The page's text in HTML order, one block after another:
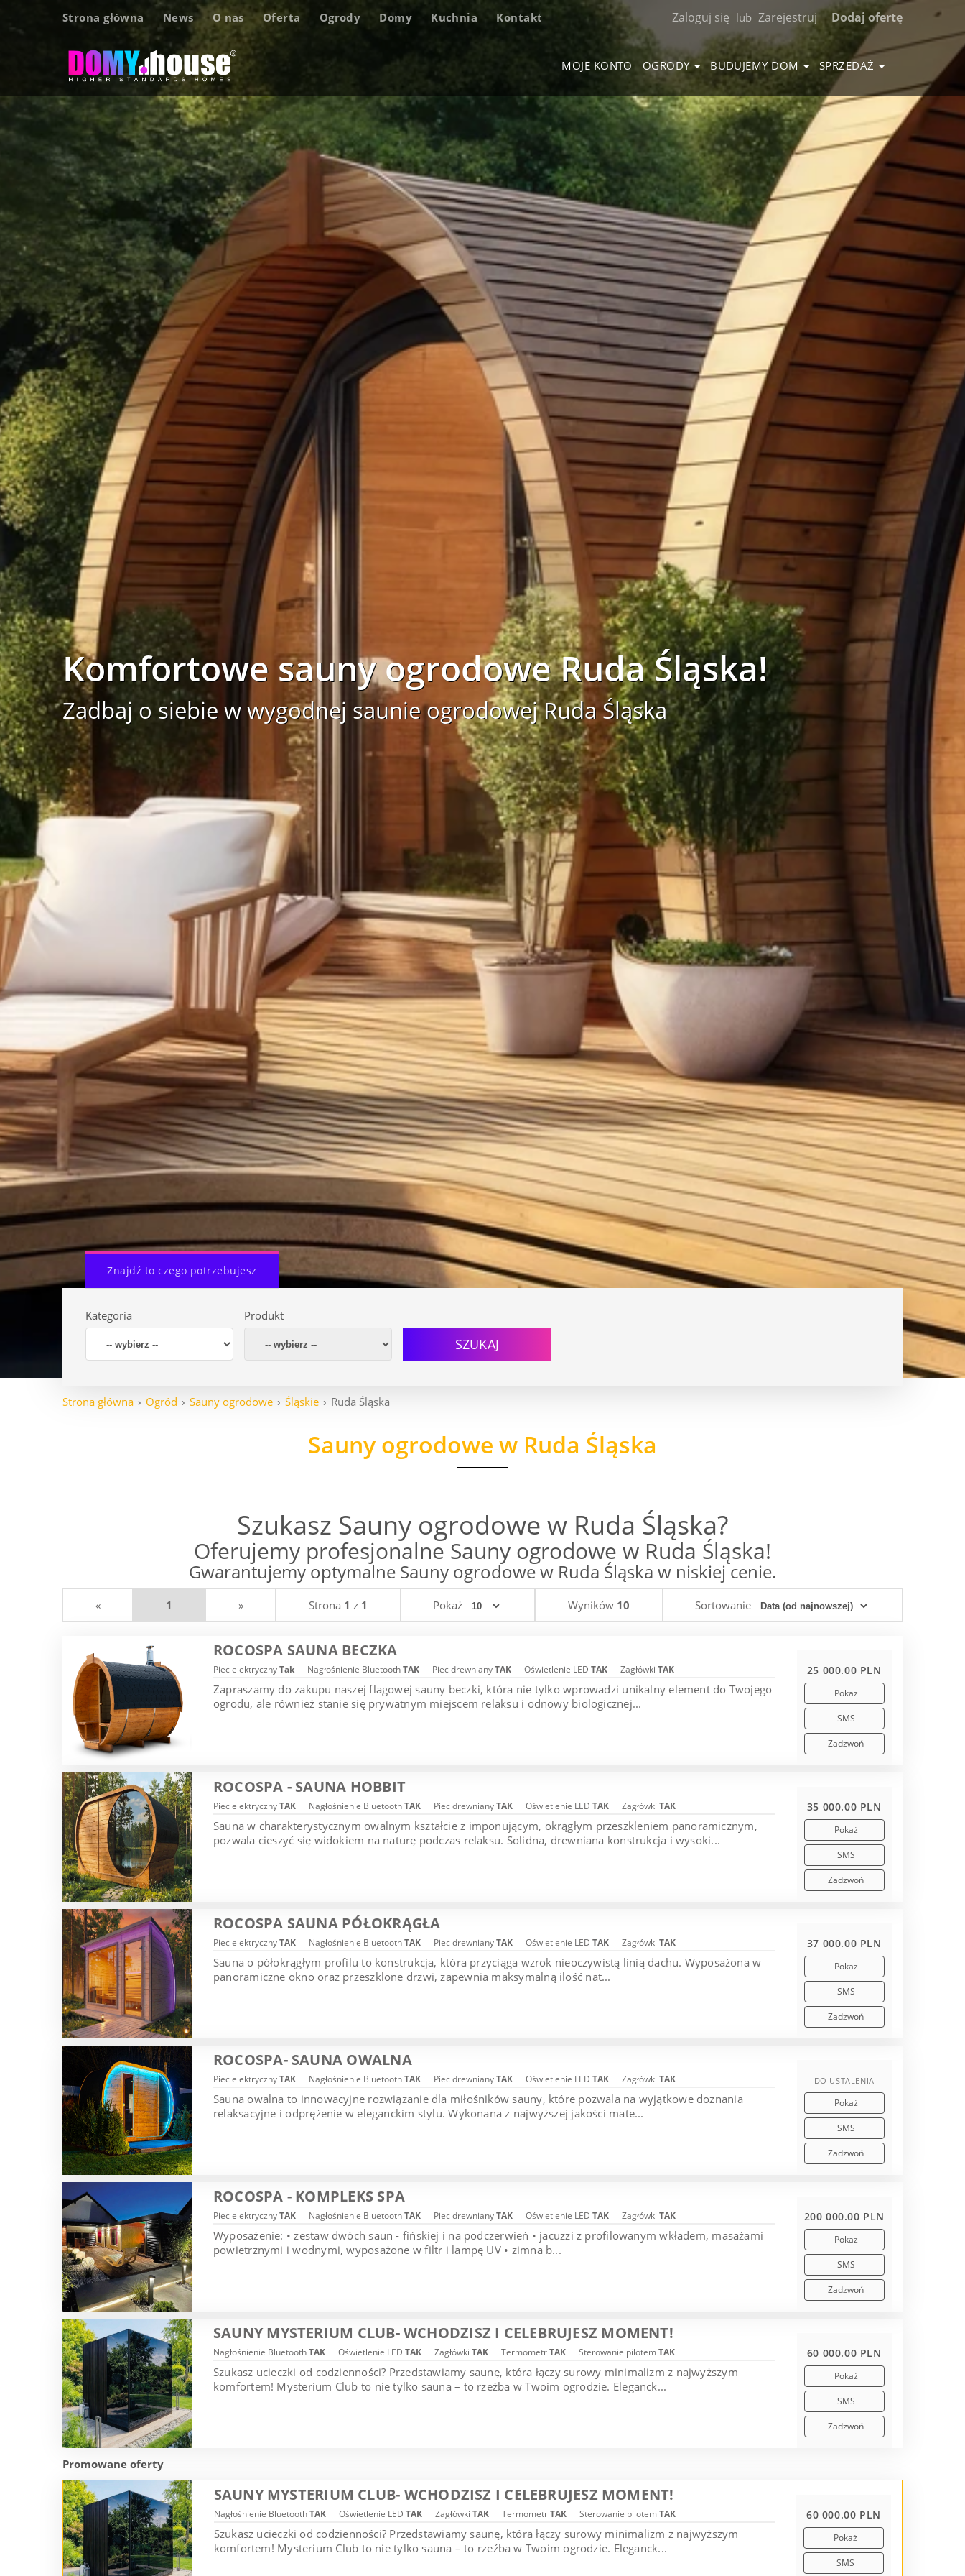
Strona główna News O nas Oferta Ogrody Domy Kuchnia Kontakt Zaloguj się lub Zarejestruj Dodaj ofertę
MOJE KONTO OGRODY BUDUJEMY DOM SPRZEDAŻ
Komfortowe sauny ogrodowe Ruda Śląska!
Zadbaj o siebie w wygodnej saunie ogrodowej Ruda Śląska
Znajdź to czego potrzebujesz
Kategoria Produkt
SZUKAJ
Strona główna Ogród Sauny ogrodowe Śląskie Ruda Śląska
Sauny ogrodowe w Ruda Śląska
Szukasz Sauny ogrodowe w Ruda Śląska?
Oferujemy profesjonalne Sauny ogrodowe w Ruda Śląska!
Gwarantujemy optymalne Sauny ogrodowe w Ruda Śląska w niskiej cenie.
« 1 » Strona 1 z 1 Pokaż Wyników 10 Sortowanie
ROCOSPA SAUNA BECZKA
Piec elektrycznyTak Nagłośnienie BluetoothTAK Piec drewnianyTAK Oświetlenie LED TAK Zagłówki TAK
Zapraszamy do zakupu naszej flagowej sauny beczki, która nie tylko wprowadzi unikalny element do Twojego
ogrodu, ale również stanie się prywatnym miejscem relaksu i odnowy biologicznej...
25 000.00 PLN
Pokaż
SMS
Zadzwoń
ROCOSPA - SAUNA HOBBIT
Piec elektrycznyTAK Nagłośnienie BluetoothTAK Piec drewnianyTAK Oświetlenie LED TAK Zagłówki TAK
Sauna w charakterystycznym owalnym kształcie z imponującym, okrągłym przeszkleniem panoramicznym,
pozwala cieszyć się widokiem na naturę podczas relaksu. Solidna, drewniana konstrukcja i wysoki...
35 000.00 PLN
Pokaż
SMS
Zadzwoń
ROCOSPA SAUNA PÓŁOKRĄGŁA
Piec elektrycznyTAK Nagłośnienie BluetoothTAK Piec drewnianyTAK Oświetlenie LED TAK Zagłówki TAK
Sauna o półokrągłym profilu to konstrukcja, która przyciąga wzrok nieoczywistą linią dachu. Wyposażona w
panoramiczne okno oraz przeszklone drzwi, zapewnia maksymalną ilość nat...
37 000.00 PLN
Pokaż
SMS
Zadzwoń
ROCOSPA- SAUNA OWALNA
Piec elektrycznyTAK Nagłośnienie BluetoothTAK Piec drewnianyTAK Oświetlenie LED TAK Zagłówki TAK
Sauna owalna to innowacyjne rozwiązanie dla miłośników sauny, które pozwala na wyjątkowe doznania
relaksacyjne i odprężenie w eleganckim stylu. Wykonana z najwyższej jakości mate...
DO USTALENIA
Pokaż
SMS
Zadzwoń
ROCOSPA - KOMPLEKS SPA
Piec elektrycznyTAK Nagłośnienie BluetoothTAK Piec drewnianyTAK Oświetlenie LED TAK Zagłówki TAK
Wyposażenie: • zestaw dwóch saun - fińskiej i na podczerwień • jacuzzi z profilowanym wkładem, masażami
powietrznymi i wodnymi, wyposażone w filtr i lampę UV • zimna b...
200 000.00 PLN
Pokaż
SMS
Zadzwoń
SAUNY MYSTERIUM CLUB- WCHODZISZ I CELEBRUJESZ MOMENT!
Nagłośnienie BluetoothTAK Oświetlenie LED TAK Zagłówki TAK TermometrTAK Sterowanie pilotemTAK
Szukasz ucieczki od codzienności? Przedstawiamy saunę, która łączy surowy minimalizm z najwyższym
komfortem! Mysterium Club to nie tylko sauna – to rzeźba w Twoim ogrodzie. Eleganck...
60 000.00 PLN
Pokaż
SMS
Zadzwoń
Promowane oferty
SAUNY MYSTERIUM CLUB- WCHODZISZ I CELEBRUJESZ MOMENT!
Nagłośnienie BluetoothTAK Oświetlenie LED TAK Zagłówki TAK TermometrTAK Sterowanie pilotemTAK
Szukasz ucieczki od codzienności? Przedstawiamy saunę, która łączy surowy minimalizm z najwyższym
komfortem! Mysterium Club to nie tylko sauna – to rzeźba w Twoim ogrodzie. Eleganck...
60 000.00 PLN
Pokaż
SMS